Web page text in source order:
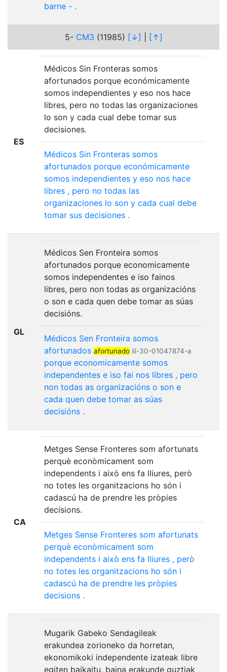
barne - .
5- CM3 (11985) [↓] [↑]
ES
Médicos Sin Fronteras somos
afortunados porque económicamente
somos independientes y eso nos hace
libres, pero no todas las organizaciones
lo son y cada cual debe tomar sus
decisiones.
Médicos Sin Fronteras somos
afortunados porque económicamente
somos independientes y eso nos hace
libres , pero no todas las
organizaciones lo son y cada cual debe
tomar sus decisiones .
GL
Médicos Sen Fronteira somos
afortunados porque economicamente
somos independentes e iso fainos
libres, pero non todas as organizacións
o son e cada quen debe tomar as súas
decisións.
Médicos Sen Fronteira somos
afortunados afortunado ili-30-01047874-a
porque economicamente somos
independentes e iso fai nos libres , pero
non todas as organizacións o son e
cada quen debe tomar as súas
decisións .
CA
Metges Sense Fronteres som afortunats
perquè econòmicament som
independents i això ens fa lliures, però
no totes les organitzacions ho són i
cadascú ha de prendre les pròpies
decisions.
Metges Sense Fronteres som afortunats
perquè econòmicament som
independents i això ens fa lliures , però
no totes les organitzacions ho són i
cadascú ha de prendre les pròpies
decisions .
Mugarik Gabeko Sendagileak
erakundea zorioneko da horretan,
ekonomikoki independente izateak libre
egiten baikaitu, baina erakunde guztiak